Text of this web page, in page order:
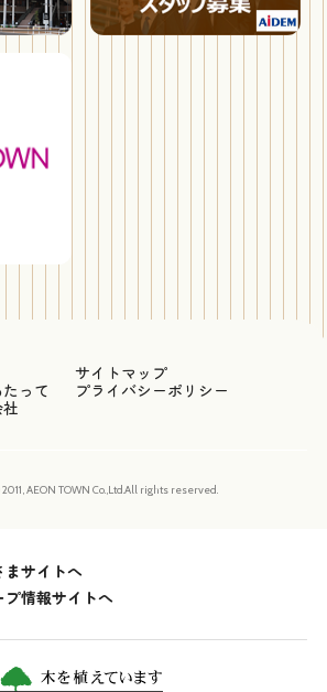
サイトマップ
って
プライバシーポリシー
AEON TOWN Co.,Ltd.All rights reserved.
まサイトへ
プ情報サイトへ